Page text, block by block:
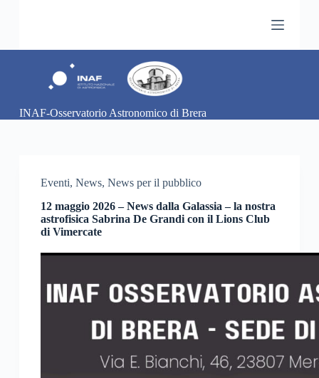
t
oINAF-Osservatorio Astronomico di Brera
Eventi, News, News per il pubblico
12 maggio 2026 – News dalla Galassia – la nostra
astrofisica Sabrina De Grandi con il Lions Club
di Vimercate